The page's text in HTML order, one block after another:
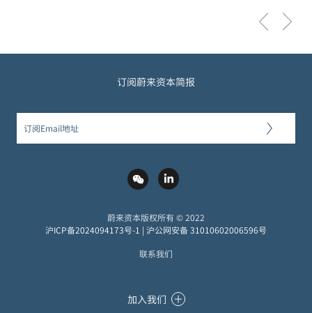
订阅蔚来资本简报
蔚来资本版权所有 © 2022
沪ICP备2024094173号-1 | 沪公网安备 31010602006596号
联系我们
加入我们